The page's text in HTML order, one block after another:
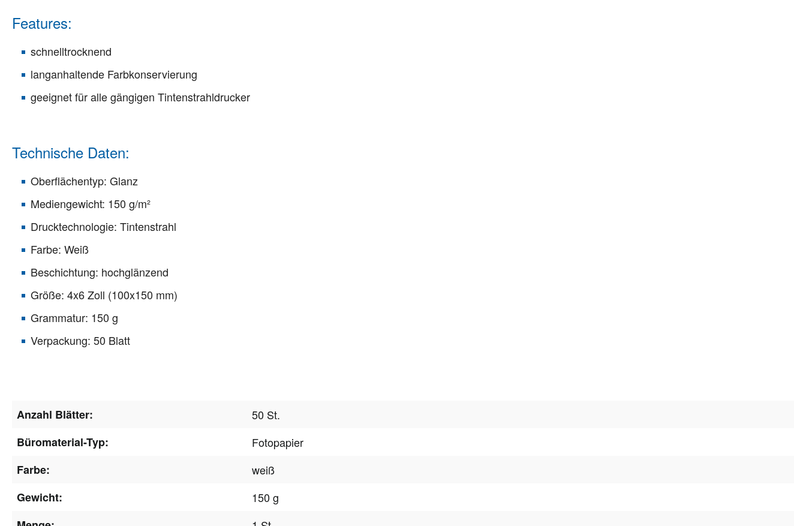
Features:
schnelltrocknend
langanhaltende Farbkonservierung
geeignet für alle gängigen Tintenstrahldrucker
Technische Daten:
Oberflächentyp: Glanz
Mediengewicht: 150 g/m²
Drucktechnologie: Tintenstrahl
Farbe: Weiß
Beschichtung: hochglänzend
Größe: 4x6 Zoll (100x150 mm)
Grammatur: 150 g
Verpackung: 50 Blatt
Anzahl Blätter:
50 St.
Büromaterial-Typ:
Fotopapier
Farbe:
weiß
Gewicht:
150 g